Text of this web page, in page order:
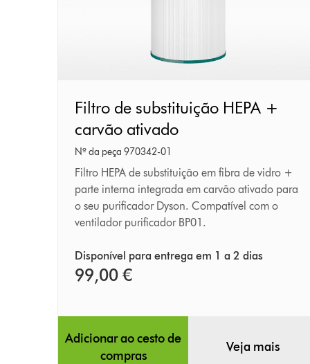
de
substituição
HEPA
+
carvão
ativado
Filtro de substituição HEPA +
carvão ativado
Nº da peça 970342-01
Filtro HEPA de substituição em fibra de vidro +
parte interna integrada em carvão ativado para
o seu purificador Dyson. Compatível com o
ventilador purificador BP01.
Disponível para entrega em 1 a 2 dias
99,00 €
Adicionar ao cesto de
compras
Veja mais